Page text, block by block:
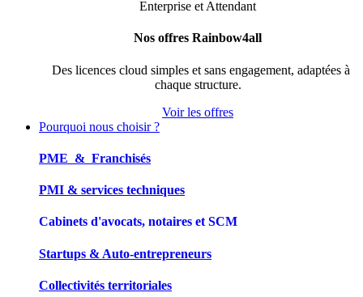
Nos offres Rainbow4all
Des licences cloud simples et sans engagement, adaptées à
chaque structure.
Voir les offres
Pourquoi nous choisir ?
PME & Franchisés
PMI & services techniques
Cabinets d'avocats, notaires et SCM
Startups & Auto-entrepreneurs
Collectivités territoriales